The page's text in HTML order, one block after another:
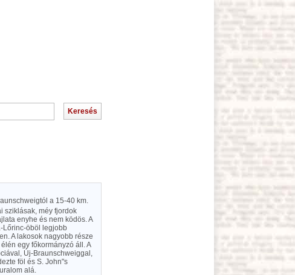
a 15-40 km.
sziklásak, méy fjordok
enyhe és nem ködös. A
Lőrinc-öböl legjobb
A lakosok nagyobb része
egy főkormányzó áll. A
Új-Braunschweiggal,
föl és S. John"s
alá.